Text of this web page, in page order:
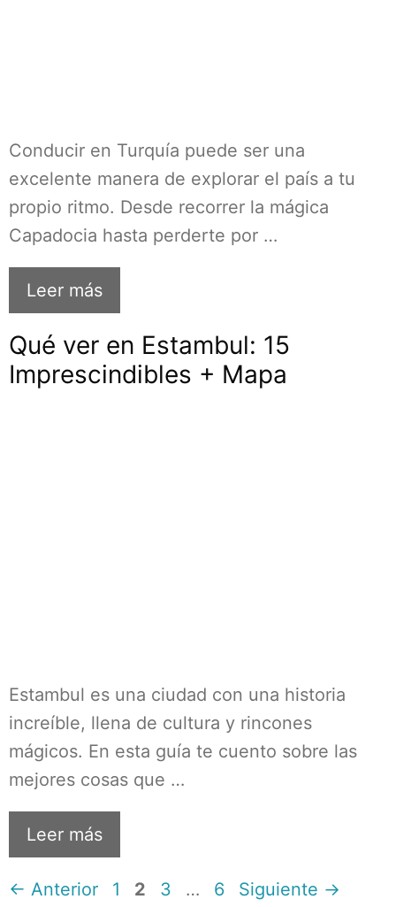
Conducir en Turquía puede ser una
excelente manera de explorar el país a tu
propio ritmo. Desde recorrer la mágica
Capadocia hasta perderte por …
Leer más
Qué ver en Estambul: 15
Imprescindibles + Mapa
Estambul es una ciudad con una historia
increíble, llena de cultura y rincones
mágicos. En esta guía te cuento sobre las
mejores cosas que …
Leer más
← Anterior Página
1 Página
2 Página
3 … Página
6 Siguiente →